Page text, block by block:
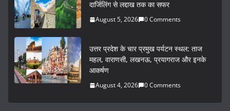
k
दार्जिलिंग से लद्दाख तक का सफर
August 5, 2026 0 Comments
उत्तर प्रदेश के चार प्रमुख पर्यटन स्थल: ताज
महल, वाराणसी, लखनऊ, प्रयागराज और इनके
आकर्षण
August 4, 2026 0 Comments